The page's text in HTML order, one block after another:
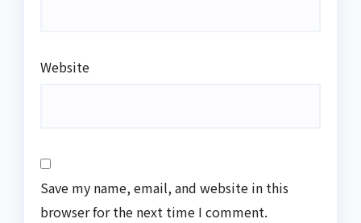
Website
Save my name, email, and website in this
browser for the next time I comment.